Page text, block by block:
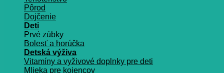
Pôrod
Dojčenie
Deti
Prvé zúbky
Bolesť a horúčka
Detská výživa
Vitamíny a vyživové doplnky pre deti
Mlieka pre kojencov